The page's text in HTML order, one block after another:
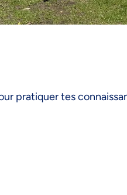
pratiquer tes